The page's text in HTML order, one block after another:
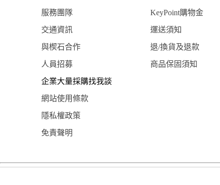
服務團隊 KeyPoint購物金
交通資訊 運送須知
與楔石合作 退/換貨及退款
人員招募 商品保固須知
企業大量採購找我談
網站使用條款
隱私權政策
免責聲明